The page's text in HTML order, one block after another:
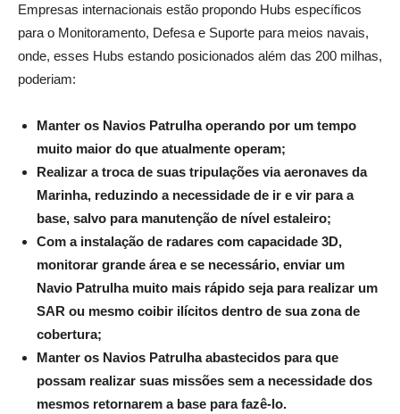
Empresas internacionais estão propondo Hubs específicos
para o Monitoramento, Defesa e Suporte para meios navais,
onde, esses Hubs estando posicionados além das 200 milhas,
poderiam:
Manter os Navios Patrulha operando por um tempo
muito maior do que atualmente operam;
Realizar a troca de suas tripulações via aeronaves da
Marinha, reduzindo a necessidade de ir e vir para a
base, salvo para manutenção de nível estaleiro;
Com a instalação de radares com capacidade 3D,
monitorar grande área e se necessário, enviar um
Navio Patrulha muito mais rápido seja para realizar um
SAR ou mesmo coibir ilícitos dentro de sua zona de
cobertura;
Manter os Navios Patrulha abastecidos para que
possam realizar suas missões sem a necessidade dos
mesmos retornarem a base para fazê-lo.